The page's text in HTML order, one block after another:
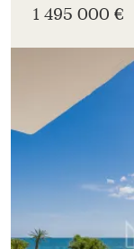
1 495 000 €